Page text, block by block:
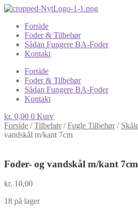
Forside
Foder & Tilbehør
Sådan Fungere BA-Foder
Kontakt
Forside
Foder & Tilbehør
Sådan Fungere BA-Foder
Kontakt
kr. 0,00 0 Kurv
Forside /Tilbehør/Fugle Tilbehør/
vandskål m/kant 7cm
Foder- og vandskål m/kant 7cm
kr. 10,00
18 på lager